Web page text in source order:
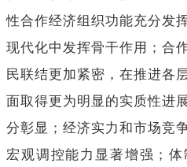
性合作经济组织功能充分发
现代化中发挥骨干作用；合
民联结更加紧密，在推进各
面取得更为明显的实质性进
分彰显；经济实力和市场竞
宏观调控能力显著增强；